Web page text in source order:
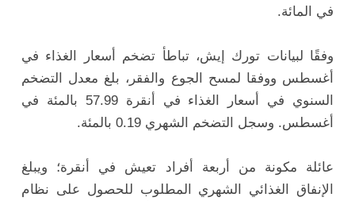
في المائة.
وفقًا لبيانات تورك إيش، تباطأ تضخم أسعار الغذاء في
أغسطس ووفقا لمسح الجوع والفقر، بلغ معدل التضخم
السنوي في أسعار الغذاء في أنقرة 57.99 بالمئة في
أغسطس. وسجل التضخم الشهري 0.19 بالمئة.
عائلة مكونة من أربعة أفراد تعيش في أنقرة؛ ويبلغ
الإنفاق الغذائي الشهري المطلوب للحصول على نظام